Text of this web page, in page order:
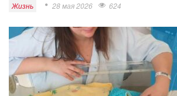
Жизнь 28 мая 2026 624